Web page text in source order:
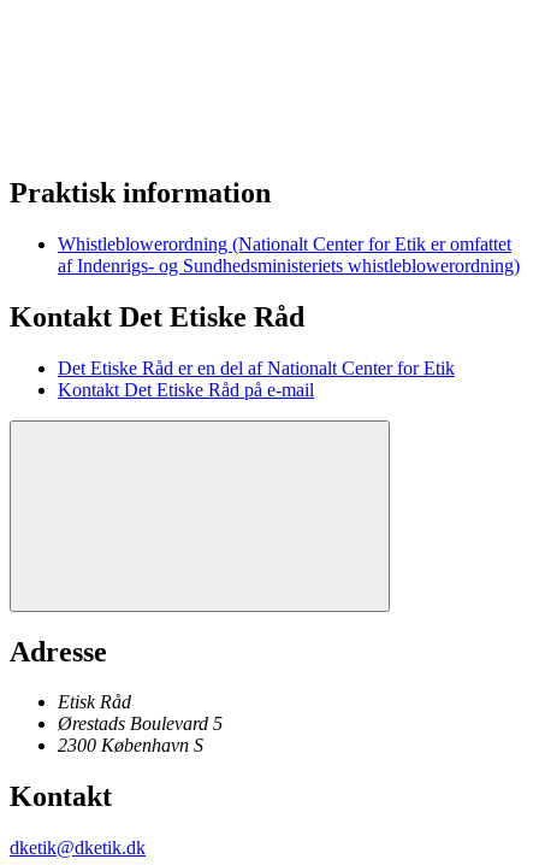
Praktisk information
Whistleblowerordning (Nationalt Center for Etik er omfattet
af Indenrigs- og Sundhedsministeriets whistleblowerordning)
Kontakt Det Etiske Råd
Det Etiske Råd er en del af Nationalt Center for Etik
Kontakt Det Etiske Råd på e-mail
Adresse
Etisk Råd
Ørestads Boulevard 5
2300 København S
Kontakt
dketik@dketik.dk